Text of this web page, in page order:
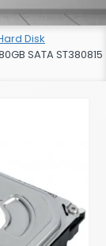
Disk
SATA ST380815